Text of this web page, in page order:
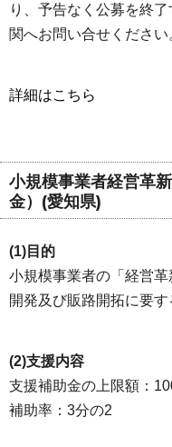
り、予告なく公募を終
関へお問い合せください
詳細はこちら
小規模事業者経営革
金）(愛知県)
(1)目的
小規模事業者の「経営
開発及び販路開拓に要
(2)支援内容
支援補助金の上限額：
補助率：3分の2